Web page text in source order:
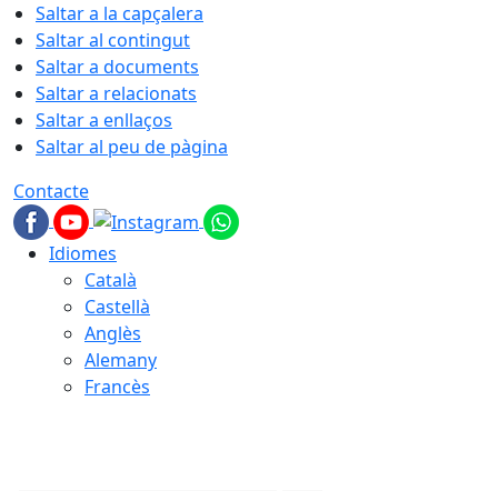
Saltar a la capçalera
Saltar al contingut
Saltar a documents
Saltar a relacionats
Saltar a enllaços
Saltar al peu de pàgina
Contacte
Idiomes
Català
Castellà
Anglès
Alemany
Francès